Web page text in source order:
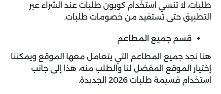
طلبات، لا تنسي استخدام كوبون طلبات عند الشراء عبر
التطبيق حتى تستفيد من خصومات طلبات.
قسم جميع المطاعم
هنا نجد جميع المطاعم التي يتعامل معها الموقع ويمكننا
إختيار الموقع المفضل لنا والطلب منه، هذا إلى جانب
استخدام قسيمة طلبات 2026 الجديدة.